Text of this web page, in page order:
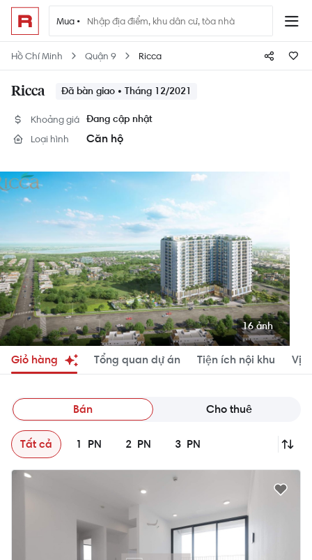
Mua •
Hồ Chí Minh Quận 9 Ricca
Ricca Đã bàn giao • Tháng 12/2021
16 ảnh
Khoảng giá Đang cập nhật
Loại hình Căn hộ
Giỏ hàng Tổng quan dự án Tiện ích nội khu Vị
Bán Cho thuê
Tất cả 1 PN 2 PN 3 PN